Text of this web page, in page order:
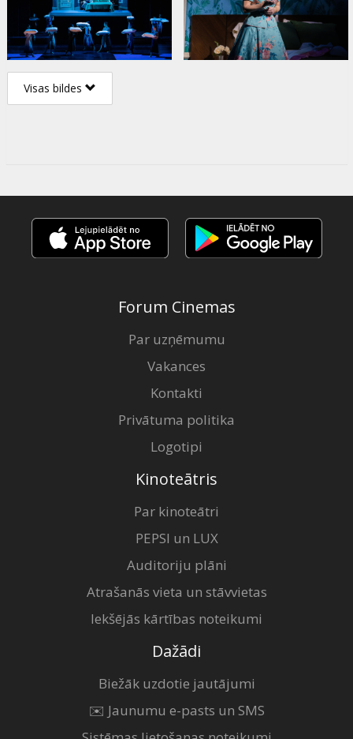
Visas bildes
Forum Cinemas
Par uzņēmumu
Vakances
Kontakti
Privātuma politika
Logotipi
Kinoteātris
Par kinoteātri
PEPSI un LUX
Auditoriju plāni
Atrašanās vieta un stāvvietas
Iekšējās kārtības noteikumi
Dažādi
Biežāk uzdotie jautājumi
✉️ Jaunumu e-pasts un SMS